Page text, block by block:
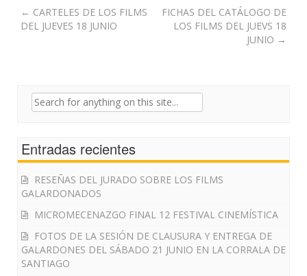
Post
← CARTELES DE LOS FILMS
DEL JUEVES 18 JUNIO
FICHAS DEL CATÁLOGO DE
LOS FILMS DEL JUEVS 18
JUNIO →
Search
Entradas recientes
RESEÑAS DEL JURADO SOBRE LOS FILMS
GALARDONADOS
MICROMECENAZGO FINAL 12 FESTIVAL CINEMÍSTICA
FOTOS DE LA SESIÓN DE CLAUSURA Y ENTREGA DE
GALARDONES DEL SÁBADO 21 JUNIO EN LA CORRALA DE
SANTIAGO